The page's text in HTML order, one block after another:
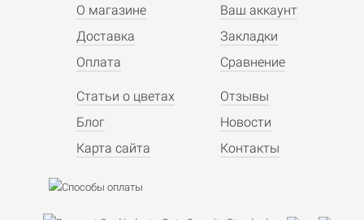
О магазине
Доставка
Оплата
Ваш аккаунт
Закладки
Сравнение
Статьи о цветах
Блог
Карта сайта
Отзывы
Новости
Контакты